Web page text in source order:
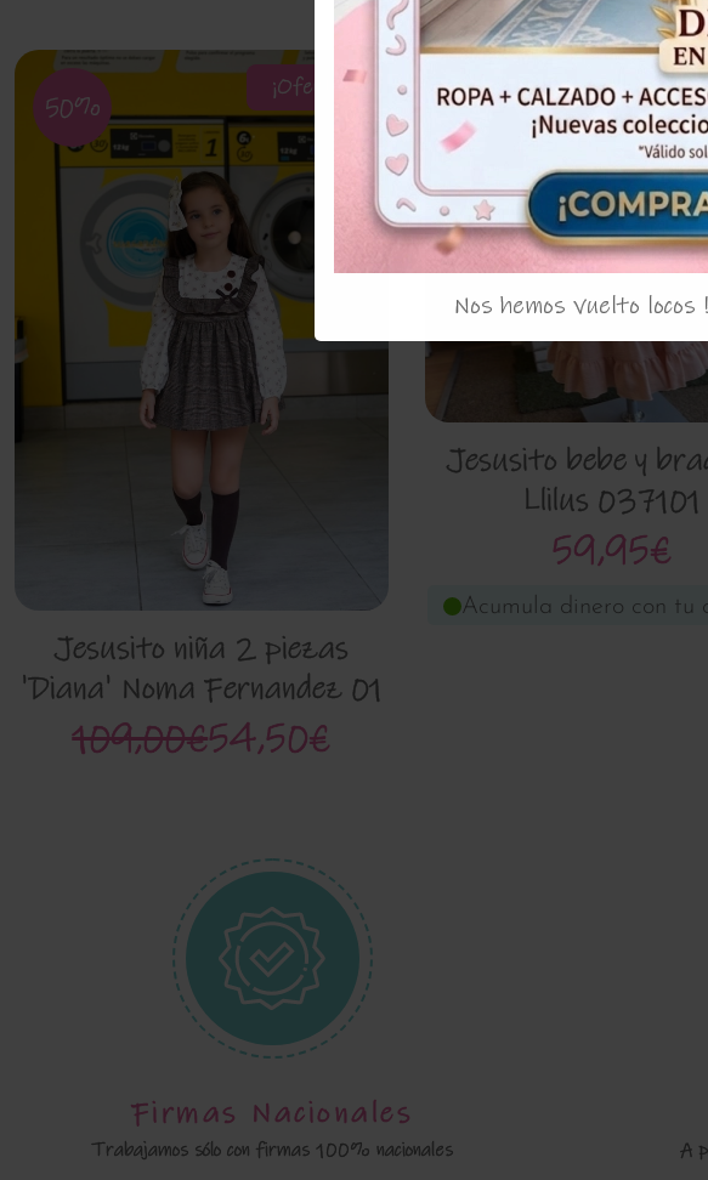
¡Oferta!
50%
Jesusito niña 2 piezas
'Diana' Noma Fernandez 01
109,00€54,50€
Jesusito bebe y
Llilus 037101
59,95€
Acumula dinero con tu
Firmas Nacionales
Trabajamos sólo con firmas 100% nacionales A
Nos hemos vuelto